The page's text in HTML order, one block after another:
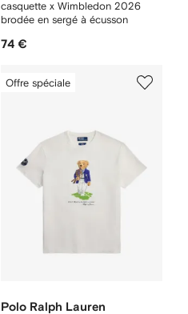
casquette x Wimbledon 2026
brodée en sergé à écusson
74 €
Offre spéciale
Polo Ralph Lauren